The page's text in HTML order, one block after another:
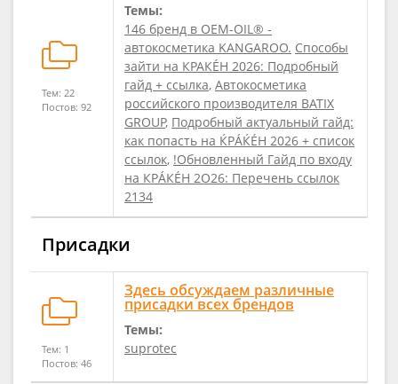
Тем: 22
Постов: 92
Темы:
146 бренд в ОЕМ-OIL® -
автокосметика KANGAROO. Способы
зайти на КРАКÉН 2026: Подробный
гaйд + ссылкa, Автокосметика
российского производителя BATIX
GROUP, Подробный актуальный гайд:
как попасть на ЌРÁЌÉH 2026 + список
ссылок, !Обновленный Гайд по входу
на КРÁКÉН 2O26: Перечень ссылок
2134
Присадки
Тем: 1
Постов: 46
Здесь обсуждаем различные
присадки всех брендов
Темы:
suprotec